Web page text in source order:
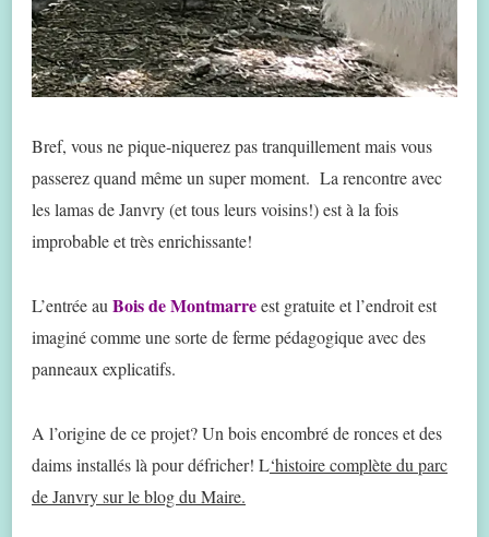
Bref, vous ne pique-niquerez pas tranquillement mais vous
passerez quand même un super moment. La rencontre avec
les lamas de Janvry (et tous leurs voisins!) est à la fois
improbable et très enrichissante!
L’entrée auBois de Montmarreest gratuite et l’endroit est
imaginé comme une sorte de ferme pédagogique avec des
panneaux explicatifs.
A l’origine de ce projet? Un bois encombré de ronces et des
daims installés là pour défricher! L‘histoire complète du parc
de Janvry sur le blog du Maire.